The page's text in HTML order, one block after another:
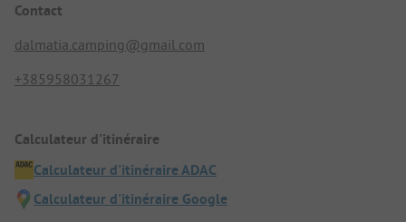
Contact
dalmatia.camping@gmail.com
+385958031267
Calculateur d'itinéraire
Calculateur d'itinéraire ADAC
Calculateur d'itinéraire Google